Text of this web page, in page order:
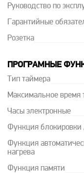
Руководство по
Гарантийные
Розетка
ПРОГРАМНЫЕ
Тип таймера
Максимальное время
Часы электронные
Функция блокировки
Функция
нагрева
Функция памяти